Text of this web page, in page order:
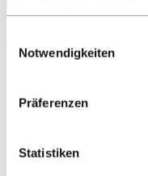
Tools wir für
verwenden. Diese
die sie über Ihre
anderen Daten
gesammelt haben.
Notwendigkeiten
Präferenzen
Statistiken